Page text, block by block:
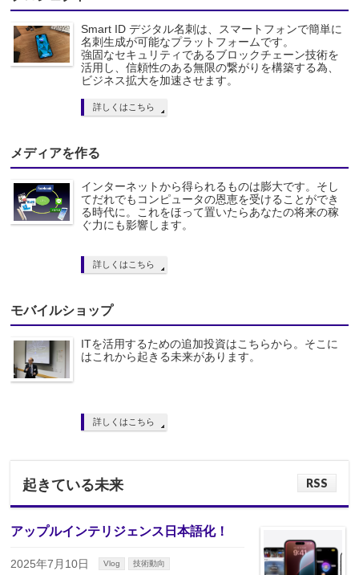
Smart ID デジタル名刺は、スマートフォンで簡単に
名刺生成が可能なプラットフォームです。
強固なセキュリティであるブロックチェーン技術を
活用し、信頼性のある無限の繋がりを構築する為、
ビジネス拡大を加速させます。
詳しくはこちら
メディアを作る
インターネットから得られるものは膨大です。そし
てだれでもコンピュータの恩恵を受けることができ
る時代に。これをほって置いたらあなたの将来の稼
ぐ力にも影響します。
詳しくはこちら
モバイルショップ
ITを活用するための追加投資はこちらから。そこに
はこれから起きる未来があります。
詳しくはこちら
起きている未来 RSS
アップルインテリジェンス日本語化！
2025年7月10日 Vlog 技術動向